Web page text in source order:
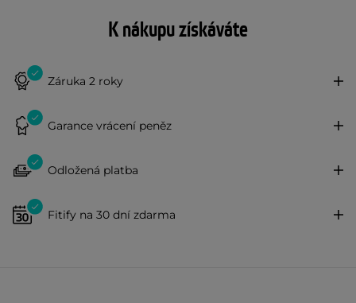
K nákupu získáváte
Záruka 2 roky
Garance vrácení peněz
Odložená platba
Fitify na 30 dní zdarma